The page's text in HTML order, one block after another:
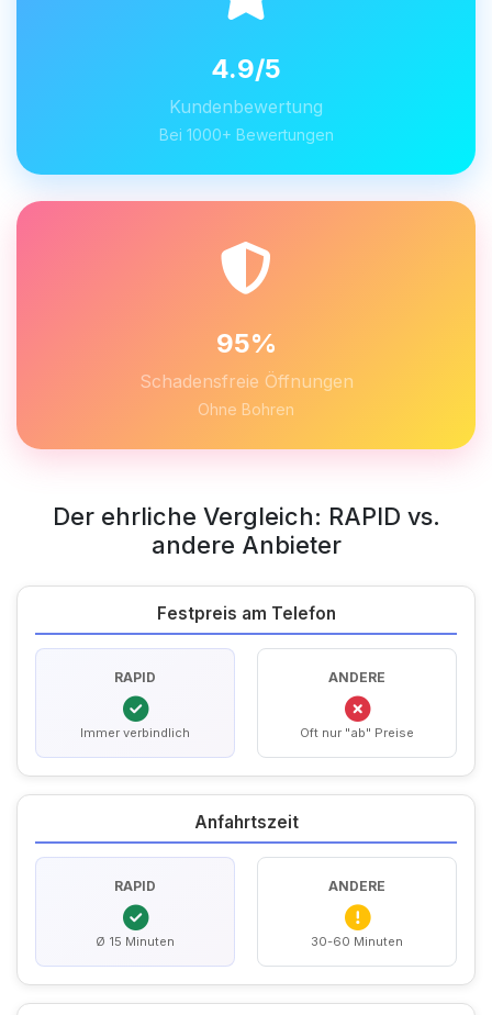
4.9/5
Kundenbewertung
Bei 1000+ Bewertungen
95%
Schadensfreie Öffnungen
Ohne Bohren
Der ehrliche Vergleich: RAPID vs.
andere Anbieter
Festpreis am Telefon
RAPID
Immer verbindlich
ANDERE
Oft nur "ab" Preise
Anfahrtszeit
RAPID
Ø 15 Minuten
ANDERE
30-60 Minuten